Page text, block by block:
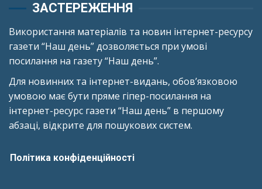
ЗАСТЕРЕЖЕННЯ
Використання матеріалів та новин інтернет-ресурсу
газети “Наш день” дозволяється при умові
посилання на газету “Наш день”.
Для новинних та інтернет-видань, обов’язковою
умовою має бути пряме гіпер-посилання на
інтернет-ресурс газети “Наш день” в першому
абзаці, відкрите для пошукових систем.
Політика конфіденційності